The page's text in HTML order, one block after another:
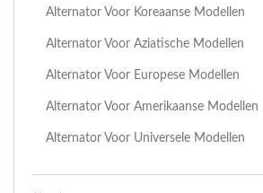
Alternator Voor Koreaanse Modellen
Alternator Voor Aziatische Modellen
Alternator Voor Europese Modellen
Alternator Voor Amerikaanse Modellen
Alternator Voor Universele Modellen